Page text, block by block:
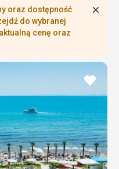
oraz dostępność
do wybranej
cenę oraz
dodaj